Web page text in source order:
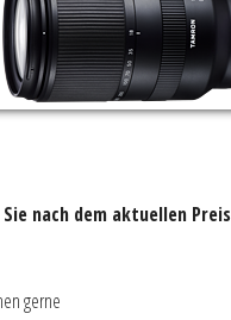
nach dem aktuellen Preis
gerne